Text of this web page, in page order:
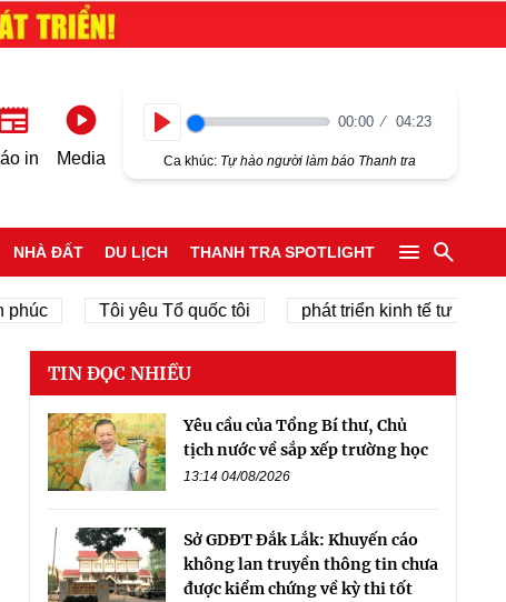
in Media
00:00 04:23
Ca khúc: Tự hào người làm báo Thanh tra
NHÀ ĐẤT DU LỊCH THANH TRA SPOTLIGHT
Tôi yêu Tổ quốc tôi phát triển kinh tế tư nhân
TIN ĐỌC NHIỀU
Yêu cầu của Tổng Bí thư, Chủ
tịch nước về sắp xếp trường học
13:14 04/08/2026
Sở GDĐT Đắk Lắk: Khuyến cáo
không lan truyền thông tin chưa
được kiểm chứng về kỳ thi tốt